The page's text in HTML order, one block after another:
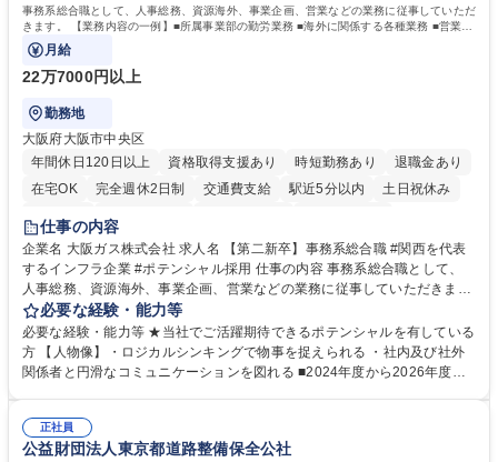
事務系総合職として、人事総務、資源海外、事業企画、営業などの業務に従事していただ
きます。 【業務内容の一例】■所属事業部の勤労業務 ■海外に関係する各種業務 ■営業部
門の企画スタッフ、ルート営業
月給
22万7000円以上
勤務地
大阪府大阪市中央区
年間休日120日以上
資格取得支援あり 時短勤務あり
退職金あり
在宅OK
完全週休2日制 交通費支給 駅近5分以内
土日祝休み
服装自由
第二新卒歓迎
仕事の内容
企業名 大阪ガス株式会社 求人名 【第二新卒】事務系総合職 #関西を代表
するインフラ企業 #ポテンシャル採用 仕事の内容 事務系総合職として、
人事総務、資源海外、事業企画、営業などの業務に従事していただきま
す。 【業務内容の一例】■所属事業部の勤労業務 ■海外に関係する各種業
務 ■営業部門の企画スタッフ、ルート営業 【キャリアパス】入社後の配属
ポジションで一定期間ご活躍頂いた後、本人の適性及び将来のキャリアを
鑑みてジョブローテーションを行います。 【育成】OJTでの現場育成や研
表するインフラ企業 #ポテンシャル採用
必要な経験・能力等
必要な経験・能力等 ★当社でご活躍期待できるポテンシャルを有している
方 【人物像】・ロジカルシンキングで物事を捉えられる ・社内及び社外
関係者と円滑なコミュニケーションを図れる ■2024年度から2026年度ま
72.html ■エネルギーセキュリティの不安定化や気候変動による自然災害の
甚大化など、これまで以上に社会課題解決の重要性が高まっています。
正社員
公益財団法人東京都道路整備保全公社